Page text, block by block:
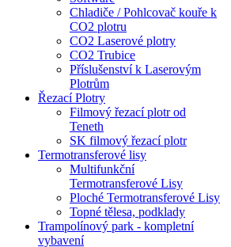
Chladiče / Pohlcovač kouře k
CO2 plotru
CO2 Laserové plotry
CO2 Trubice
Příslušenství k Laserovým
Plotrům
Řezací Plotry
Filmový řezací plotr od
Teneth
SK filmový řezací plotr
Termotransferové lisy
Multifunkční
Termotransferové Lisy
Ploché Termotransferové Lisy
Topné tělesa, podklady
Trampolínový park - kompletní
vybavení